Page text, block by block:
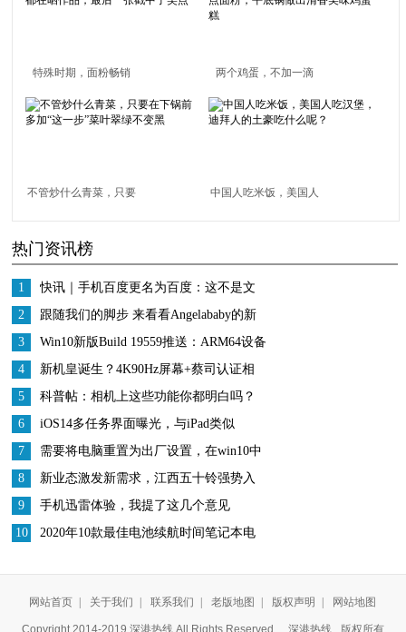
特殊时期，面粉畅销
了，朋友圈都在晒作
品，最后一张戳中了笑
两个鸡蛋，不加一滴
油，不加一点面粉，平
底锅做出清香美味鸡蛋
不管炒什么青菜，只要
步”菜叶翠绿不变黑
中国人吃米饭，美国人
热门资讯榜
1
快讯｜手机百度更名为百度：这不是文
字游戏
2
跟随我们的脚步 来看看Angelababy的新
手机—美图T9
3
Win10新版Build 19559推送：ARM64设备
支持Hyper-V、修复中文输入法和绿屏
BUG
4
新机皇诞生？4K90Hz屏幕+蔡司认证相
机+骁龙865，索尼新机归来
5
科普帖：相机上这些功能你都明白吗？
6
iOS14多任务界面曝光，与iPad类似
7
需要将电脑重置为出厂设置，在win10中
这样操作就行了
8
新业态激发新需求，江西五十铃强势入
局轻卡市场
9
手机迅雷体验，我提了这几个意见
10
2020年10款最佳电池续航时间笔记本电
网站首页 | 关于我们 | 联系我们 | 老版地图 | 版权声明 | 网站地图
Copyright 2014-2019 深港热线 All Rights Reserved 深港热线 版权所有